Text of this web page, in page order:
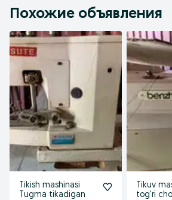
Похожие объявления
Tikish mashinasi
Tugma tikadigan
Tikuv
tog’ri